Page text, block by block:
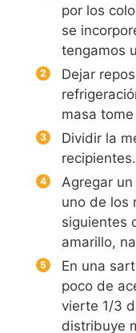
por los
se
tengamos
Dejar
masa
Dividir la
recipientes.
Agregar
uno de los
siguientes
amarillo,
En una
poco de
vierte 1/3
distribuye